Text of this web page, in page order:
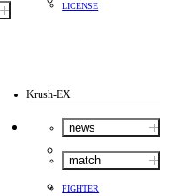
LICENSE
Krush-EX
news
match
FIGHTER